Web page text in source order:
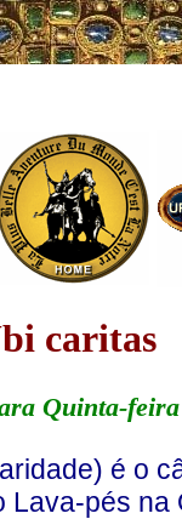
caritas
Quinta-
é o
Lava-pés na